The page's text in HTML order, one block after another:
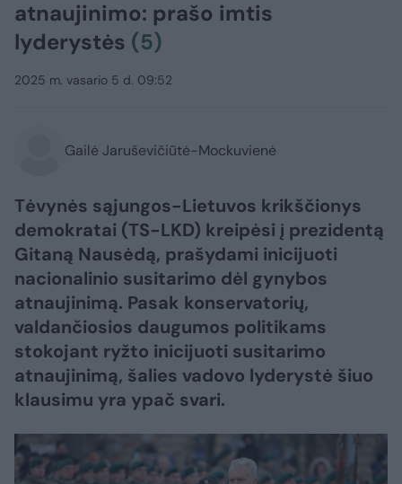
atnaujinimo: prašo imtis
lyderystės (5)
2025 m. vasario 5 d. 09:52
Gailė Jaruševičiūtė-Mockuvienė
Tėvynės sąjungos-Lietuvos krikščionys
demokratai (TS-LKD) kreipėsi į prezidentą
Gitaną Nausėdą, prašydami inicijuoti
nacionalinio susitarimo dėl gynybos
atnaujinimą. Pasak konservatorių,
valdančiosios daugumos politikams
stokojant ryžto inicijuoti susitarimo
atnaujinimą, šalies vadovo lyderystė šiuo
klausimu yra ypač svari.